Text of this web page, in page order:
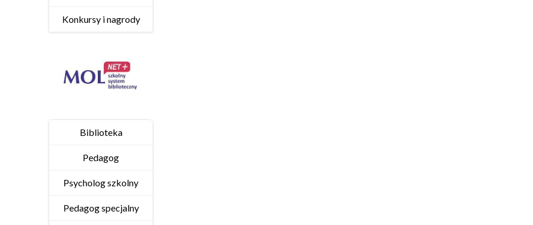
Konkursy i nagrody
Biblioteka
Pedagog
Psycholog szkolny
Pedagog specjalny